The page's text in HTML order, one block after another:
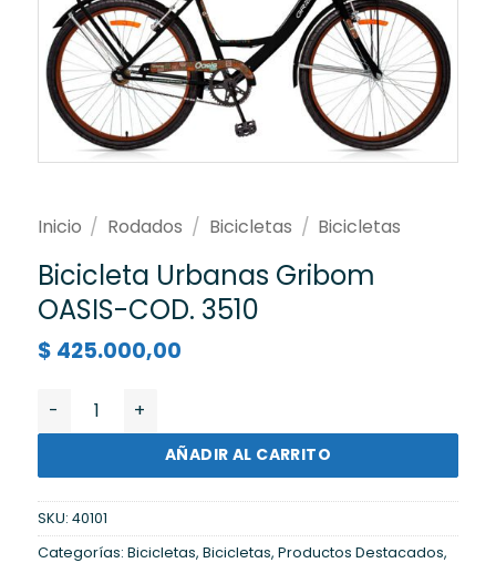
Inicio / Rodados / Bicicletas / Bicicletas
Bicicleta Urbanas Gribom
OASIS-COD. 3510
$ 425.000,00
Bicicleta Urbanas Gribom OASIS-COD. 3510 cantidad
AÑADIR AL CARRITO
SKU: 40101
Categorías: Bicicletas, Bicicletas, Productos Destacados,